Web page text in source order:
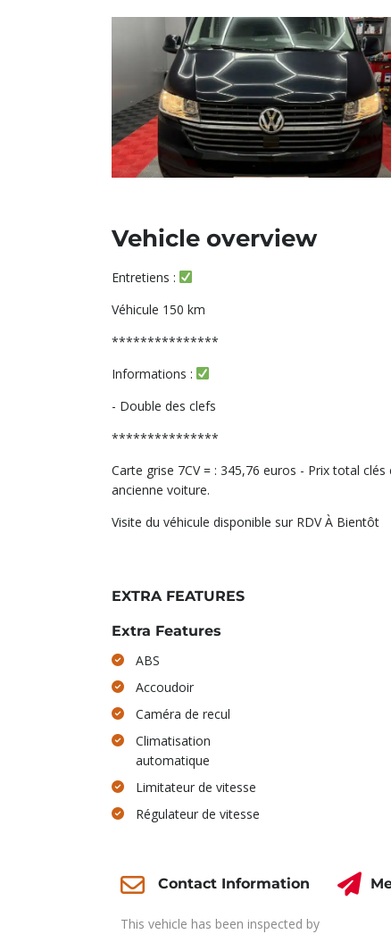
Vehicle overview
Entretiens :
Véhicule 150 km
***************
Informations :
- Double des clefs
***************
Carte grise 7CV = : 345,76 euros - Prix total
ancienne voiture.
Visite du véhicule disponible sur RDV À Bientôt
EXTRA FEATURES
Extra Features
ABS
Accoudoir
Caméra de recul
Climatisation
automatique
Limitateur de vitesse
Régulateur de vitesse
Contact Information
This vehicle has been inspected by